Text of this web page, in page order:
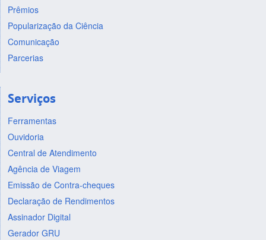
Prêmios
Popularização da Ciência
Comunicação
Parcerias
Serviços
Ferramentas
Ouvidoria
Central de Atendimento
Agência de Viagem
Emissão de Contra-cheques
Declaração de Rendimentos
Assinador Digital
Gerador GRU